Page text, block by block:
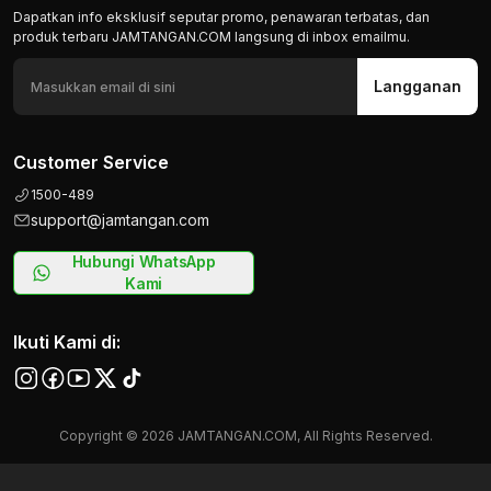
Dapatkan info eksklusif seputar promo, penawaran terbatas, dan
produk terbaru JAMTANGAN.COM langsung di inbox emailmu.
Langganan
Customer Service
1500-489
support@jamtangan.com
Hubungi WhatsApp
Kami
Ikuti Kami di:
Copyright © 2026 JAMTANGAN.COM, All Rights Reserved.